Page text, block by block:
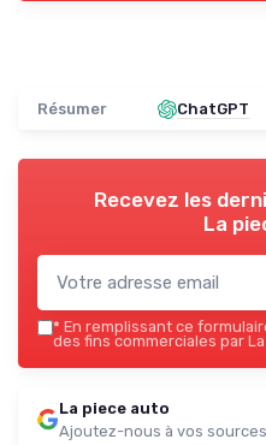
Résumer ChatGPT
Recevez les
La
* En remplissant ce
des fins commerciales par
La piece auto
Ajoutez-nous à vos